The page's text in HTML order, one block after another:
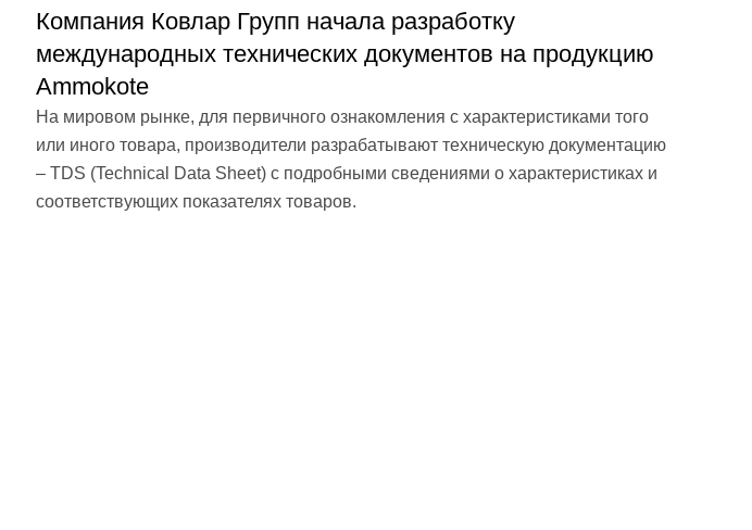
Компания Ковлар Групп начала разработку
международных технических документов на продукцию
Ammokote
На мировом рынке, для первичного ознакомления с характеристиками того
или иного товара, производители разрабатывают техническую документацию
– TDS (Technical Data Sheet) с подробными сведениями о характеристиках и
соответствующих показателях товаров.